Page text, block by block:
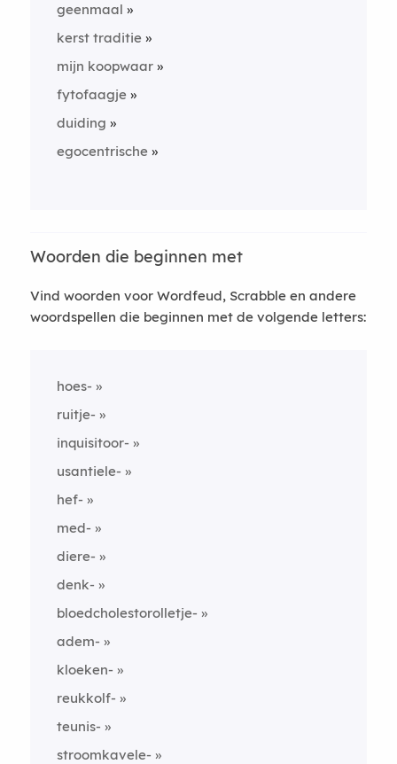
geenmaal
kerst traditie
mijn koopwaar
fytofaagje
duiding
egocentrische
Woorden die beginnen met
Vind woorden voor Wordfeud, Scrabble en andere
woordspellen die beginnen met de volgende letters:
hoes-
ruitje-
inquisitoor-
usantiele-
hef-
med-
diere-
denk-
bloedcholestorolletje-
adem-
kloeken-
reukkolf-
teunis-
stroomkavele-